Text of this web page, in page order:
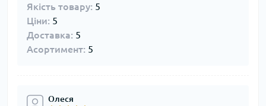
Якість товару: 5
Ціни: 5
Доставка: 5
Асортимент: 5
Олеся